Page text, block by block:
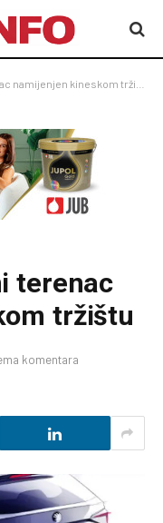
namijenjen kineskom tržištu
terenac
tržištu
komentara